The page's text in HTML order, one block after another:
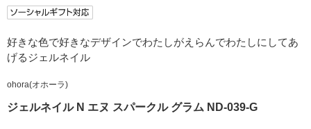
好きな色で好きなデザインでわたしがえらんでわたしにしてあ
げるジェルネイル
ohora(オホーラ)
ジェルネイル N エヌ スパークル グラム ND-039-G